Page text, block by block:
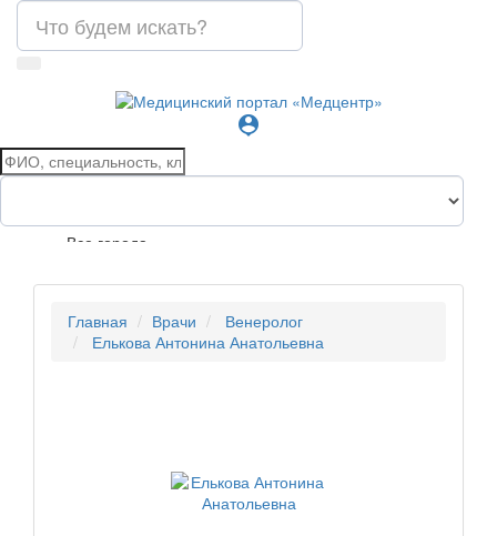
person_pin
Все города
Главная Врачи
Венеролог
Елькова Антонина Анатольевна